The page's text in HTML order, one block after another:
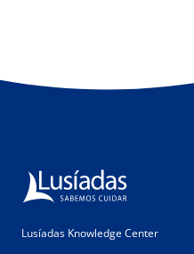
Lusíadas Knowledge Center